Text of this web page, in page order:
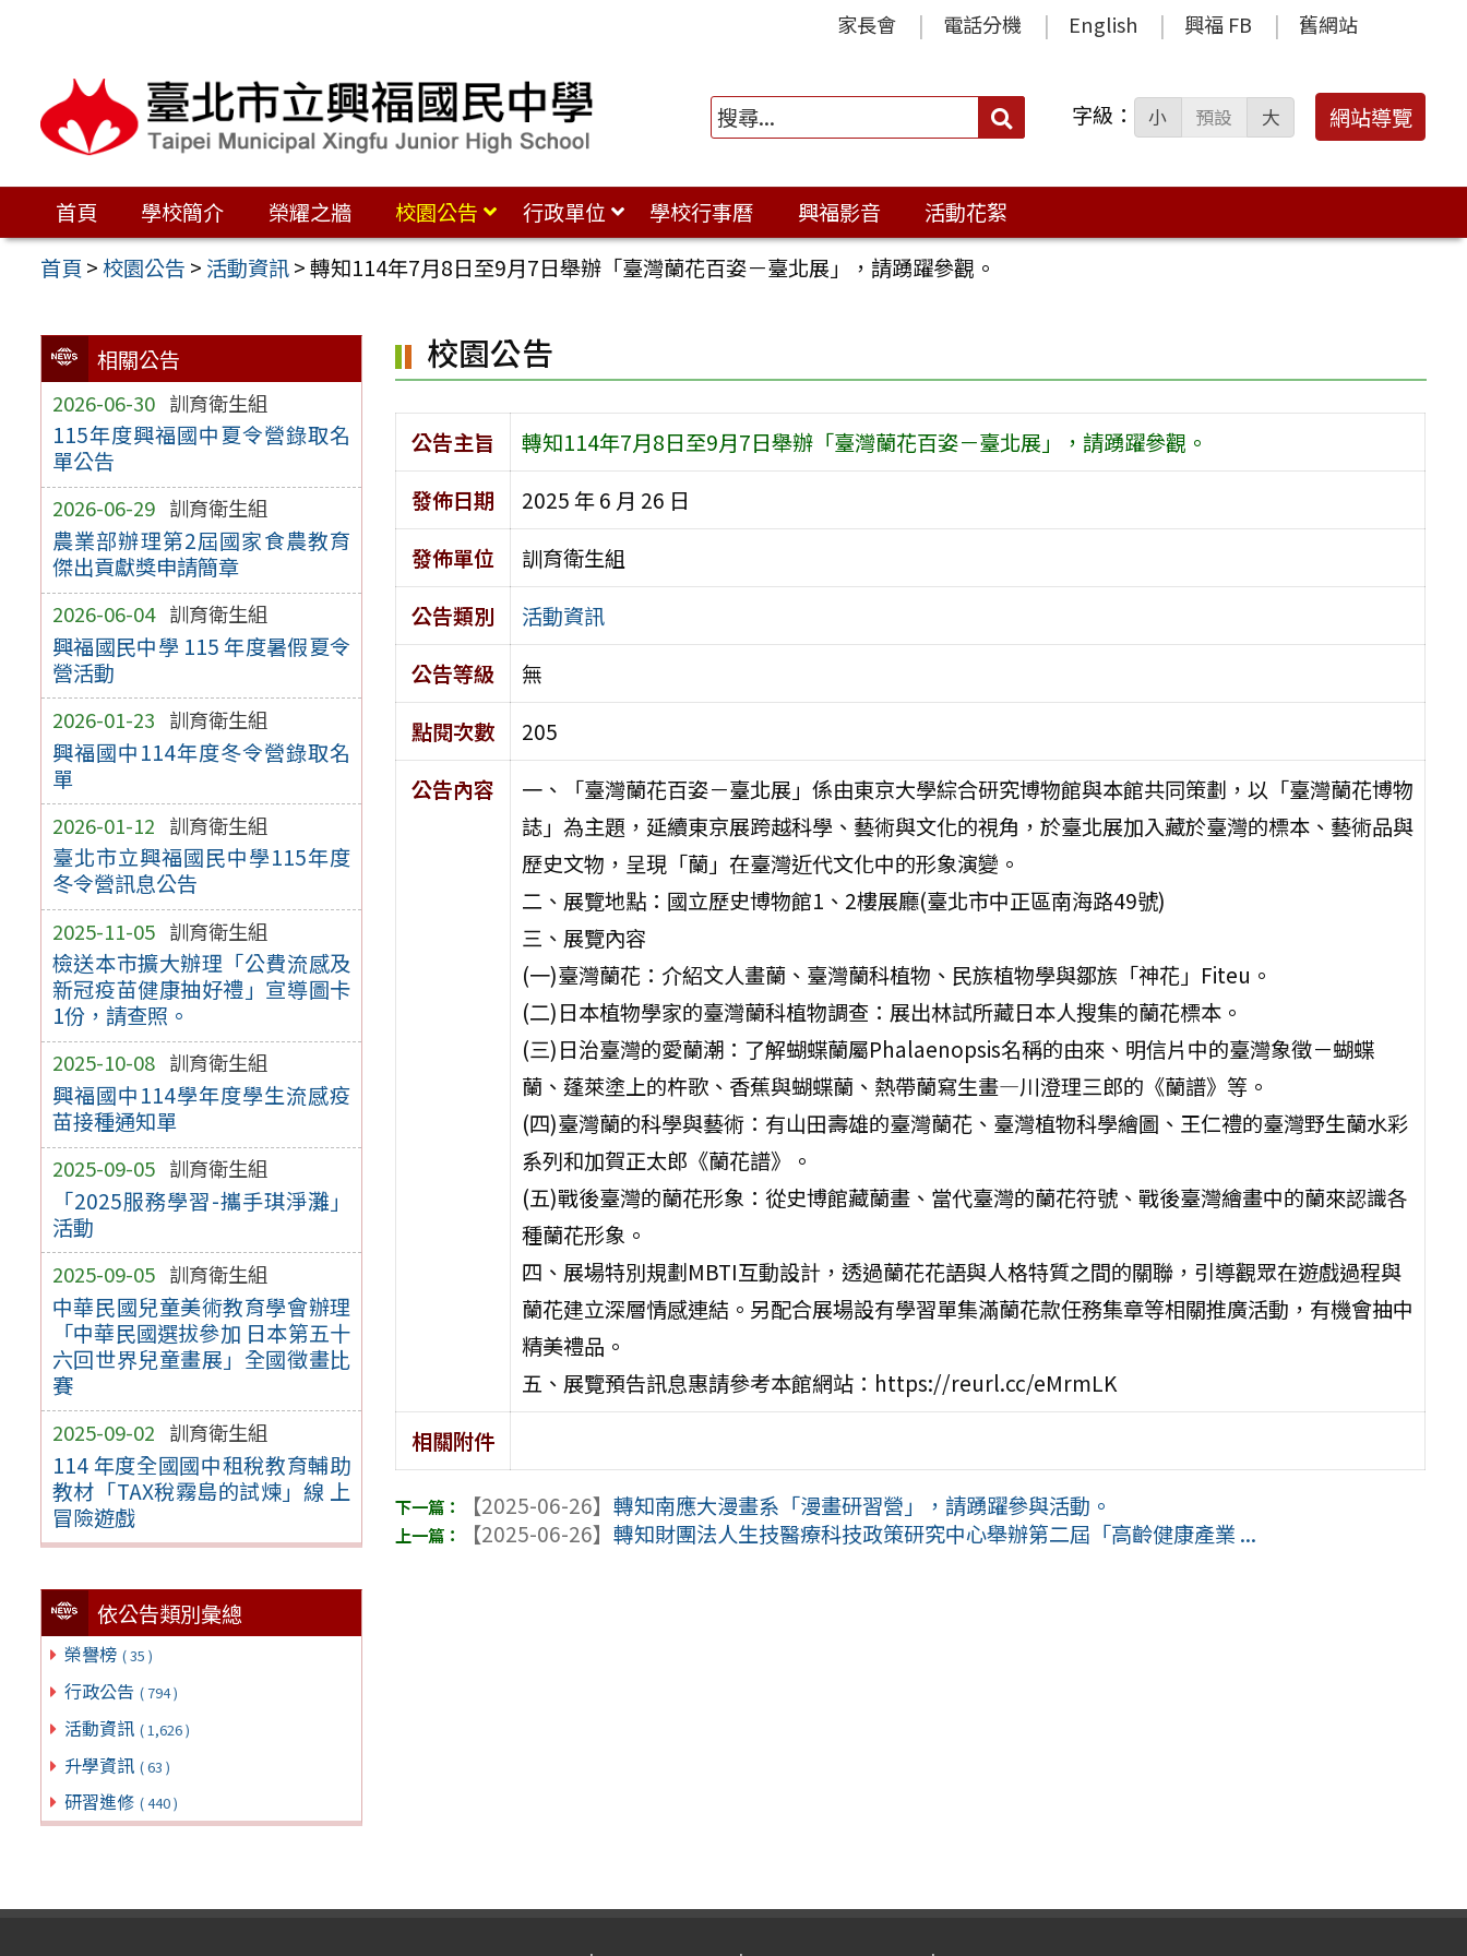
區
家長會 電話分機 English 興福 FB 舊網站
搜
字級： 小 預設 大 網站導覽
首頁 學校簡介 榮耀之牆 校園公告 行政單位 學校行事曆 興福影音
活動花絮
首頁 >校園公告 > 活動資訊>轉知114年7月8日至9月7日舉辦「臺灣蘭花百姿－臺北展」，請踴躍參觀。
相關公告
2026-06-30 訓育衛生組
115年度興福國中夏令營錄取名
單公告
2026-06-29 訓育衛生組
農業部辦理第2屆國家食農教育
傑出貢獻獎申請簡章
2026-06-04 訓育衛生組
興福國民中學 115 年度暑假夏令
營活動
2026-01-23 訓育衛生組
興福國中114年度冬令營錄取名
單
2026-01-12 訓育衛生組
臺北市立興福國民中學115年度
冬令營訊息公告
2025-11-05 訓育衛生組
檢送本市擴大辦理「公費流感及
新冠疫苗健康抽好禮」宣導圖卡
1份，請查照。
2025-10-08 訓育衛生組
興福國中114學年度學生流感疫
苗接種通知單
2025-09-05 訓育衛生組
「2025服務學習-攜手琪淨灘」
活動
2025-09-05 訓育衛生組
中華民國兒童美術教育學會辦理
「中華民國選拔參加 日本第五十
六回世界兒童畫展」全國徵畫比
賽
2025-09-02 訓育衛生組
114 年度全國國中租稅教育輔助
教材「TAX稅霧島的試煉」線 上
冒險遊戲
依公告類別彙總
榮譽榜 ( 35 )
行政公告 ( 794 )
活動資訊 ( 1,626 )
升學資訊 ( 63 )
研習進修 ( 440 )
校園公告
公告主旨
轉知114年7月8日至9月7日舉辦「臺灣蘭花百姿－臺北展」，請踴躍參觀。
發佈日期
2025 年 6 月 26 日
發佈單位
訓育衛生組
公告類別
活動資訊
公告等級
無
點閱次數
205
公告內容
一、「臺灣蘭花百姿－臺北展」係由東京大學綜合研究博物館與本館共同策劃，以「臺灣蘭花博物
誌」為主題，延續東京展跨越科學、藝術與文化的視角，於臺北展加入藏於臺灣的標本、藝術品與
歷史文物，呈現「蘭」在臺灣近代文化中的形象演變。
二、展覽地點：國立歷史博物館1、2樓展廳(臺北市中正區南海路49號)
三、展覽內容
(一)臺灣蘭花：介紹文人畫蘭、臺灣蘭科植物、民族植物學與鄒族「神花」Fiteu。
(二)日本植物學家的臺灣蘭科植物調查：展出林試所藏日本人搜集的蘭花標本。
(三)日治臺灣的愛蘭潮：了解蝴蝶蘭屬Phalaenopsis名稱的由來、明信片中的臺灣象徵－蝴蝶
蘭、蓬萊塗上的杵歌、香蕉與蝴蝶蘭、熱帶蘭寫生畫—川澄理三郎的《蘭譜》等。
(四)臺灣蘭的科學與藝術：有山田壽雄的臺灣蘭花、臺灣植物科學繪圖、王仁禮的臺灣野生蘭水彩
系列和加賀正太郎《蘭花譜》。
(五)戰後臺灣的蘭花形象：從史博館藏蘭畫、當代臺灣的蘭花符號、戰後臺灣繪畫中的蘭來認識各
種蘭花形象。
四、展場特別規劃MBTI互動設計，透過蘭花花語與人格特質之間的關聯，引導觀眾在遊戲過程與
蘭花建立深層情感連結。另配合展場設有學習單集滿蘭花款任務集章等相關推廣活動，有機會抽中
精美禮品。
五、展覽預告訊息惠請參考本館網站：https://reurl.cc/eMrmLK
相關附件
【2025-06-26】轉知南應大漫畫系「漫畫研習營」，請踴躍參與活動。
【2025-06-26】轉知財團法人生技醫療科技政策研究中心舉辦第二屆「高齡健康產業 ...